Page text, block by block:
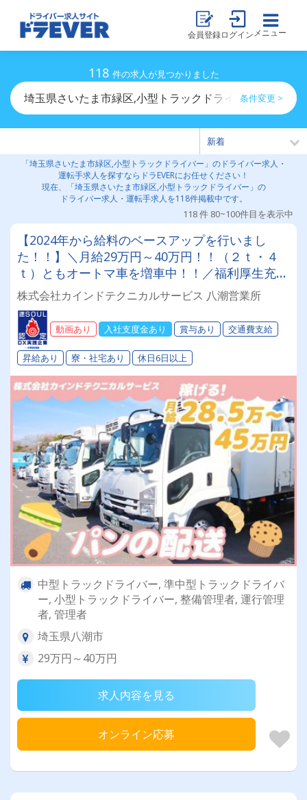
会員登録ログイン メニュー
118 件の求人が見つかりました
埼玉県さいたま市緑区,小型トラックドライバーのドライ
条件変更 >
「埼玉県さいたま市緑区,小型トラックドライバー」のドライバー求人・
運転手求人を探すならドラEVERにお任せください！
現在、「埼玉県さいたま市緑区,小型トラックドライバー」の
ドライバー求人・運転手求人を118件掲載中です。
118 件 80~100件目を表示中
【2024年から給料のベースアップを行いまし
た！！】＼月給29万円～40万円！！（２ｔ・４
ｔ）ともオートマ車を増車中！！／福利厚生充実
♪有休あり♪未経験・女性ドライバーさんが多数活
躍中！・社宅空きあり！！
株式会社カインドテクニカルサービス 八潮営業所
動画あり 入社支度金あり 賞与あり 交通費支給
昇給あり 寮・社宅あり 休日6日以上
中型トラックドライバー, 準中型トラックドライバ
ー, 小型トラックドライバー, 整備管理者, 運行管理
者, 管理者
埼玉県八潮市
29万円～40万円
求人内容を見る
オンライン応募